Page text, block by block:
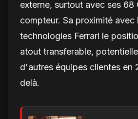
externe, surtout avec ses 68
compteur. Sa proximité avec
technologies Ferrari le
atout transferable,
d'autres équipes clientes en
delà.